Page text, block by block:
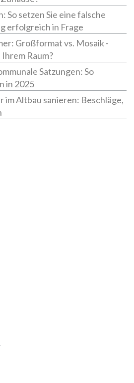
So setzen Sie eine falsche
erfolgreich in Frage
Großformat vs. Mosaik -
Raum?
Satzungen: So
in 2025
Altbau sanieren: Beschläge,